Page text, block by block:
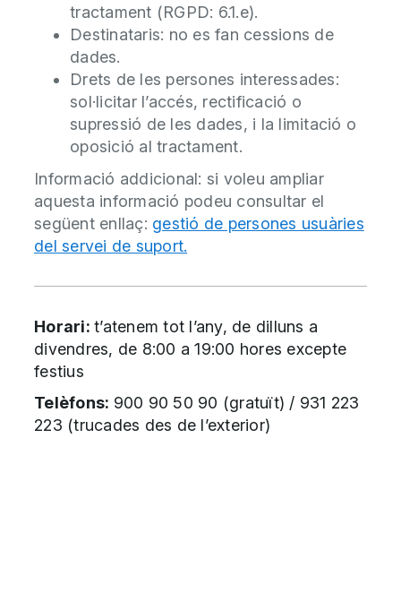
tractament (RGPD: 6.1.e).
Destinataris: no es fan cessions de
dades.
Drets de les persones interessades:
sol·licitar l’accés, rectificació o
supressió de les dades, i la limitació o
oposició al tractament.
Informació addicional: si voleu ampliar
aquesta informació podeu consultar el
següent enllaç: gestió de persones usuàries
del servei de suport.
Horari: t’atenem tot l’any, de dilluns a
divendres, de 8:00 a 19:00 hores excepte
festius
Telèfons: 900 90 50 90 (gratuït) / 931 223
223 (trucades des de l’exterior)